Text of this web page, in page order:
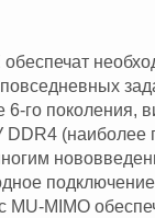
го поколения,
(наиболее
подключение
MU-MIMO